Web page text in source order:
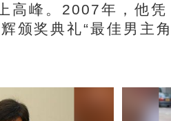
高峰。2007年，他
颁奖典礼“最佳男主